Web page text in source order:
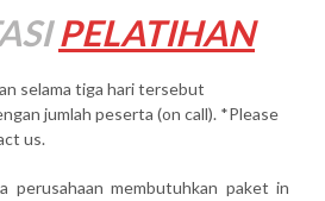
PELATIHAN
selama tiga hari tersebut
jumlah peserta (on call). *Please
us.
perusahaan membutuhkan paket in